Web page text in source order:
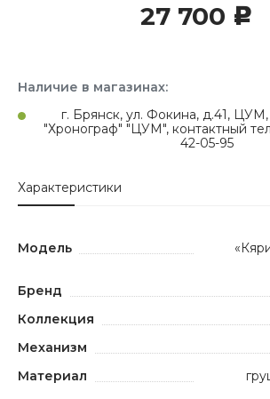
27 700 c
Наличие в магазинах:
г. Брянск, ул. Фокина, д.41,
"Хронограф" "ЦУМ", контактный
42-05-95
Характеристики
Модель
Бренд
Коллекция
Механизм
Материал